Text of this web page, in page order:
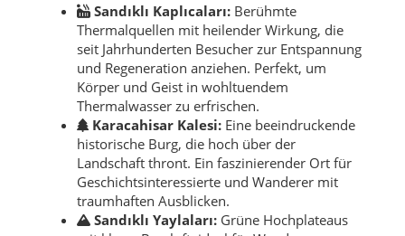
Sandıklı Kaplıcaları: Berühmte
Thermalquellen mit heilender Wirkung, die
seit Jahrhunderten Besucher zur Entspannung
und Regeneration anziehen. Perfekt, um
Körper und Geist in wohltuendem
Thermalwasser zu erfrischen.
Karacahisar Kalesi: Eine beeindruckende
historische Burg, die hoch über der
Landschaft thront. Ein faszinierender Ort für
Geschichtsinteressierte und Wanderer mit
traumhaften Ausblicken.
Sandıklı Yaylaları: Grüne Hochplateaus